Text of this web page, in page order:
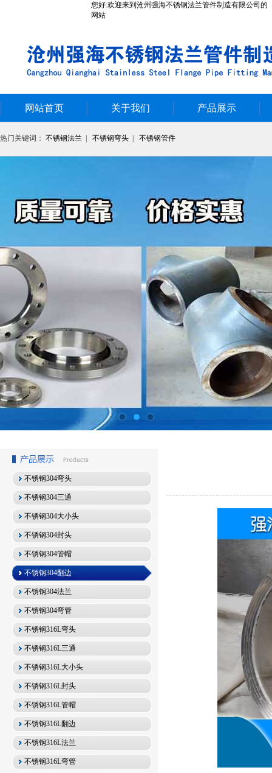
您好:欢迎来到沧州强海不锈钢法兰管件制造有限公司的
网站
网站首页 关于我们 产品展示
热门关键词： 不锈钢法兰 不锈钢弯头 不锈钢管件
不锈钢304弯头
不锈钢304三通
不锈钢304大小头
不锈钢304封头
不锈钢304管帽
不锈钢304翻边
不锈钢304法兰
不锈钢304弯管
不锈钢316L弯头
不锈钢316L三通
不锈钢316L大小头
不锈钢316L封头
不锈钢316L管帽
不锈钢316L翻边
不锈钢316L法兰
不锈钢316L弯管